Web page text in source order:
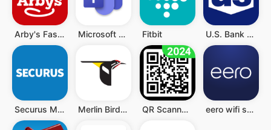
Arby's Fast Food Sandwiches Microsoft Teams Fitbit U.S. Bank Mobile Banking
Securus Mobile Merlin Bird ID QR Scanner - Barcode Scanner eero wifi system